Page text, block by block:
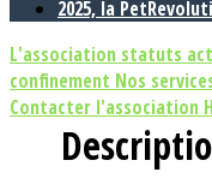
2025, la
L'association statuts
confinement Nos
Contacter l'association